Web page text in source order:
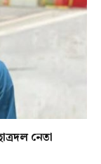
নেতা